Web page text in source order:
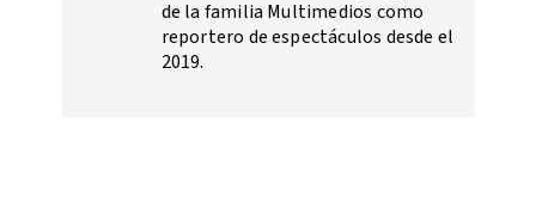
de la familia Multimedios como
reportero de espectáculos desde el
2019.